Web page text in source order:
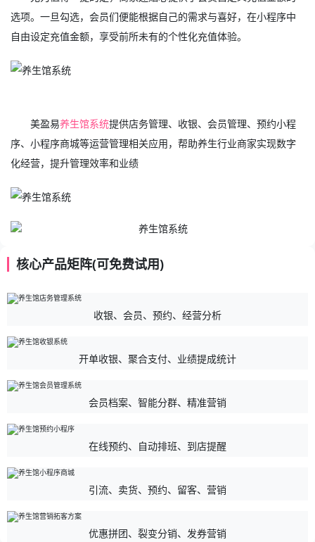
选项。一旦勾选，会员们便能根据自己的需求与喜好，在小程序中
自由设定充值金额，享受前所未有的个性化充值体验。
美盈易养生馆系统提供店务管理、收银、会员管理、预约小程
序、小程序商城等运营管理相关应用，帮助养生行业商家实现数字
化经营，提升管理效率和业绩
核心产品矩阵(可免费试用)
收银、会员、预约、经营分析
开单收银、聚合支付、业绩提成统计
会员档案、智能分群、精准营销
在线预约、自动排班、到店提醒
引流、卖货、预约、留客、营销
优惠拼团、裂变分销、发券营销